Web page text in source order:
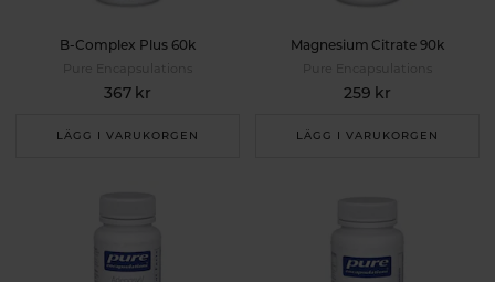
B-Complex Plus 60k
Pure Encapsulations
367 kr
LÄGG I VARUKORGEN
Magnesium Citrate 90k
Pure Encapsulations
259 kr
LÄGG I VARUKORGEN